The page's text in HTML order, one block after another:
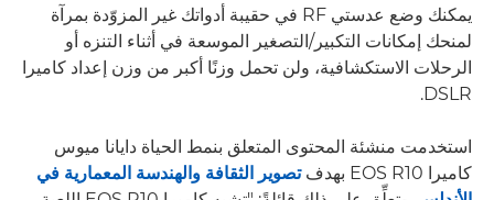
يمكنك وضع عدستي RF في حقيبة أدواتك غير المزوّدة بمرآة
لمنحك إمكانات التكبير/التصغير الموسعة في أثناء التنزه أو
الرحلات الاستكشافية، ولن تحمل وزنًا أكبر من وزن إعداد كاميرا
DSLR.
استخدمت منشئة المحتوى المتعلق بنمط الحياة دايانا ميوس
كاميرا EOS R10 بهدف
تصوير الثقافة والهندسة المعمارية في